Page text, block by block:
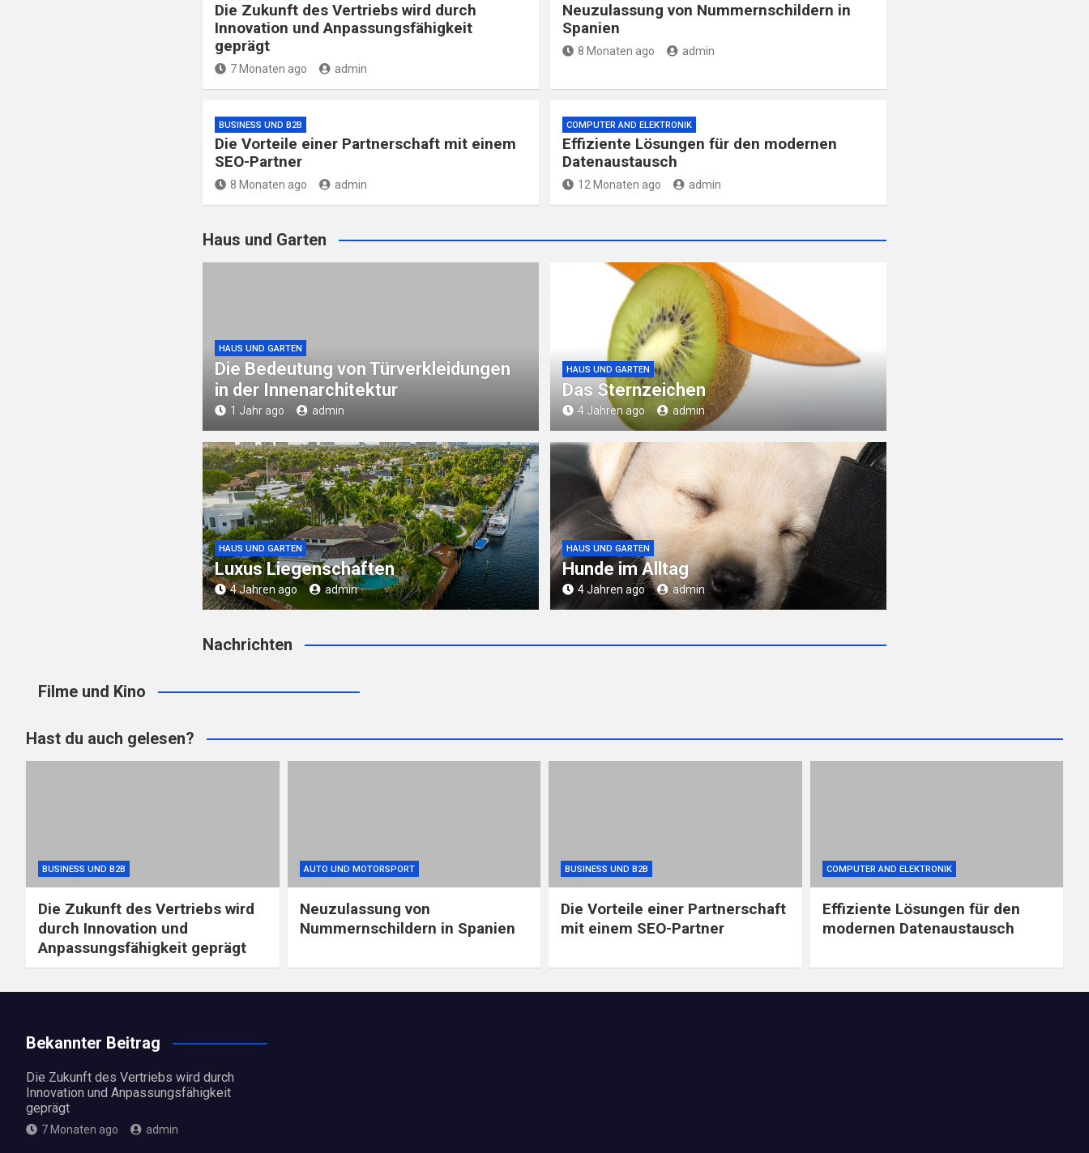
Die Zukunft des Vertriebs wird durch
Innovation und Anpassungsfähigkeit
geprägt
7 Monaten ago admin
Neuzulassung von Nummernschildern in
Spanien
8 Monaten ago admin
BUSINESS UND B2B
Die Vorteile einer Partnerschaft mit einem
SEO-Partner
8 Monaten ago admin
COMPUTER AND ELEKTRONIK
Effiziente Lösungen für den modernen
Datenaustausch
12 Monaten ago admin
Haus und Garten
HAUS UND GARTEN
Die Bedeutung von Türverkleidungen
in der Innenarchitektur
1 Jahr ago admin
HAUS UND GARTEN
Das Sternzeichen
4 Jahren ago admin
HAUS UND GARTEN
Luxus Liegenschaften
4 Jahren ago admin
HAUS UND GARTEN
Hunde im Alltag
4 Jahren ago admin
Nachrichten
Filme und Kino
Hast du auch gelesen?
BUSINESS UND B2B
Die Zukunft des Vertriebs wird
durch Innovation und
Anpassungsfähigkeit geprägt
AUTO UND MOTORSPORT
Neuzulassung von
Nummernschildern in Spanien
BUSINESS UND B2B
Die Vorteile einer Partnerschaft
mit einem SEO-Partner
COMPUTER AND ELEKTRONIK
Effiziente Lösungen für den
modernen Datenaustausch
Bekannter Beitrag
Die Zukunft des Vertriebs wird durch
Innovation und Anpassungsfähigkeit
geprägt
7 Monaten ago admin